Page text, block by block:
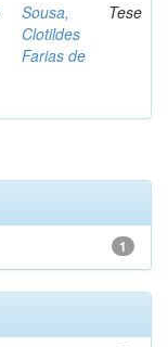
Sousa,
Clotildes
Farias de
Tese
1